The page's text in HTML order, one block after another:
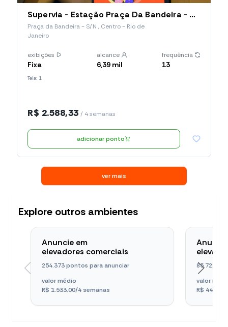
Supervia - Estação Praça Da Bandeira - Mub Horizontal (003.PBA.MH)
Praça da Bandeira - S/N , Centro - Rio de
Janeiro
exibições
Fixa
alcance
6,39 mil
frequência
13
Tela: 1
R$ 2.588,33 / 4 semanas
adicionar ponto
ver mais
Explore outros ambientes
Anuncie em
elevadores comerciais
254.373 pontos para anunciar
valor médio
R$ 1.533,00/4 semanas
85.722
valor
R$ 440,00